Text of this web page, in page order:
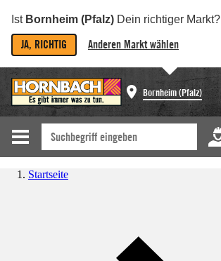
Ist Bornheim (Pfalz) Dein richtiger Markt?
JA, RICHTIG Anderen Markt wählen
Bornheim (Pfalz)
Startseite